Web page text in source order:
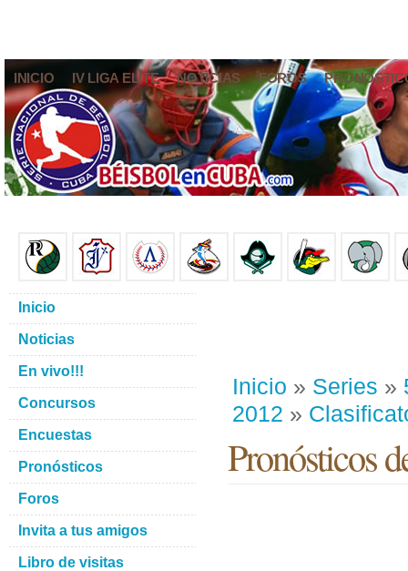
INICIO IV LIGA ELITE NOTICIAS FOROS
Inicio » Series »
2012 »
Pronósticos
Inicio
Noticias
En vivo!!!
Concursos
Encuestas
Pronósticos
Foros
Invita a tus amigos
Libro de visitas